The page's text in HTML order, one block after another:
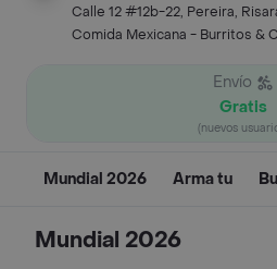
Calle 12 #12b-22, Pereira,
Comida Mexicana - Burritos &
Envío
Gratis
(nuevos
Mundial 2026 Arma tu
Mundial 2026